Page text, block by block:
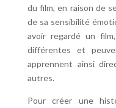
du film, en raison de
de sa sensibilité
avoir regardé un
différentes et
apprennent ainsi
autres.
Pour créer une